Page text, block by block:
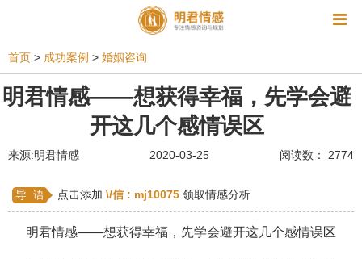
相亲 同性恋 恋爱技巧 挽回爱情
爱情相关 星座情感
姻缘测试 美容 怀孕 交友
感情挽回 双鱼座男生 情感测试
水瓶座男生 摩羯座男生 射手座男生
首页 > 成功案例 > 婚姻咨询
明君情感——想获得幸福，先学会避
开这几个感情误区
来源:明君情感 2020-03-25 阅读数： 2774
导 语 点击添加 \/信 : mj10075 领取情感分析
明君情感——想获得幸福，先学会避开这几个感情误区